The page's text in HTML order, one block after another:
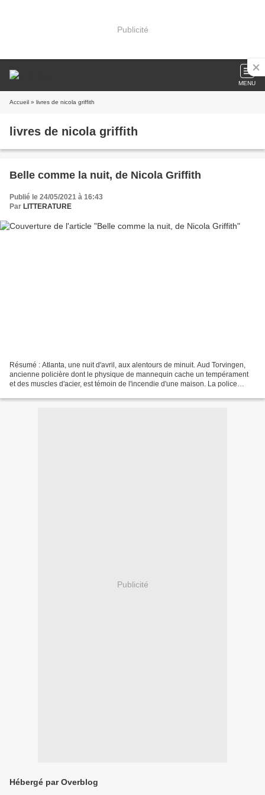
Publicité
MENU
Accueil » livres de nicola griffith
livres de nicola griffith
Belle comme la nuit, de Nicola Griffith
Publié le 24/05/2021 à 16:43
Par LITTERATURE
Résumé : Atlanta, une nuit d'avril, aux alentours de minuit. Aud Torvingen,
ancienne policière dont le physique de mannequin cache un tempérament
et des muscles d'acier, est témoin de l'incendie d'une maison. La police
Publicité
Hébergé par Overblog